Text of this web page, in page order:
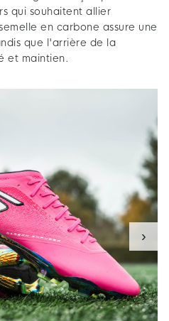
qui souhaitent allier
en carbone assure une
que l'arrière de la
et maintien.
›